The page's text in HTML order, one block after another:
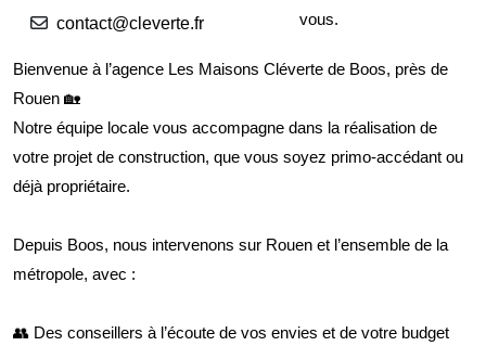
contact@cleverte.fr
vous.
Bienvenue à l’agence Les Maisons Cléverte de Boos, près de
Rouen 🏡
Notre équipe locale vous accompagne dans la réalisation de
votre projet de construction, que vous soyez primo-accédant ou
déjà propriétaire.
Depuis Boos, nous intervenons sur Rouen et l’ensemble de la
métropole, avec :
👥 Des conseillers à l’écoute de vos envies et de votre budget